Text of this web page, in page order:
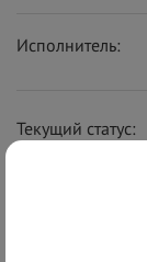
Исполнитель:
Текущий статус: